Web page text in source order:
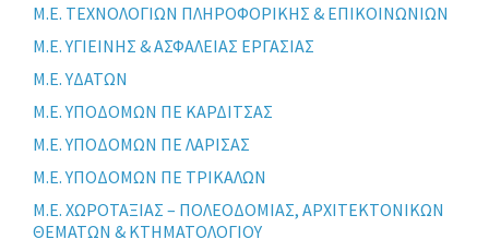
Μ.Ε. ΤΕΧΝΟΛΟΓΙΩΝ ΠΛΗΡΟΦΟΡΙΚΗΣ & ΕΠΙΚΟΙΝΩΝΙΩΝ
Μ.Ε. ΥΓΙΕΙΝΗΣ & ΑΣΦΑΛΕΙΑΣ ΕΡΓΑΣΙΑΣ
Μ.Ε. ΥΔΑΤΩΝ
Μ.Ε. ΥΠΟΔΟΜΩΝ ΠΕ ΚΑΡΔΙΤΣΑΣ
Μ.Ε. ΥΠΟΔΟΜΩΝ ΠΕ ΛΑΡΙΣΑΣ
Μ.Ε. ΥΠΟΔΟΜΩΝ ΠΕ ΤΡΙΚΑΛΩΝ
Μ.Ε. ΧΩΡΟΤΑΞΙΑΣ – ΠΟΛΕΟΔΟΜΙΑΣ, ΑΡΧΙΤΕΚΤΟΝΙΚΩΝ
ΘΕΜΑΤΩΝ & ΚΤΗΜΑΤΟΛΟΓΙΟΥ